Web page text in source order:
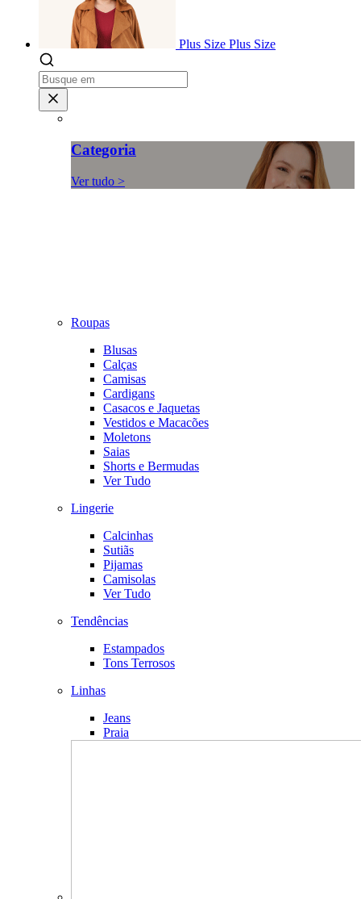
Plus Size Plus Size
Categoria
Ver tudo >
Roupas
Blusas
Calças
Camisas
Cardigans
Casacos e Jaquetas
Vestidos e Macacões
Moletons
Saias
Shorts e Bermudas
Ver Tudo
Lingerie
Calcinhas
Sutiãs
Pijamas
Camisolas
Ver Tudo
Tendências
Estampados
Tons Terrosos
Linhas
Jeans
Praia